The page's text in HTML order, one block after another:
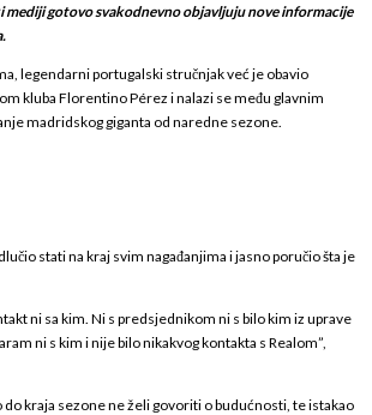
mediji gotovo svakodnevno objavljuju nove informacije
legendarni portugalski stručnjak već je obavio
kluba Florentino Pérez i nalazi se među glavnim
madridskog giganta od naredne sezone.
stati na kraj svim nagađanjima i jasno poručio šta je
ni sa kim. Ni s predsjednikom ni s bilo kim iz uprave
ni s kim i nije bilo nikakvog kontakta s Realom”,
do kraja sezone ne želi govoriti o budućnosti, te istakao